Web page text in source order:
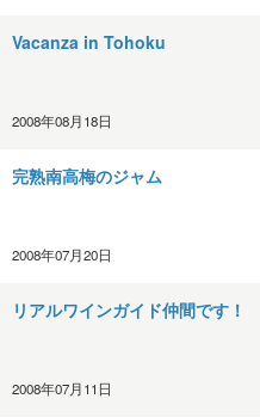
Vacanza in Tohoku
2008年08月18日
完熟南高梅のジャム
2008年07月20日
リアルワインガイド仲間です！
2008年07月11日